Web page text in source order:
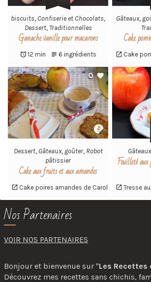
biscuits, Confiserie et Chocolats,
Dessert,Traditionnelles
Ganache vanille pour macarons
12 min 6 ingrédients
Gâteaux,
Cake
Cake
0
Dessert, Gâteaux, goûter, Robot
pâtissier
Cake aux fruits et aux amandes
Cake poires amandes de Carole
Gâteaux
Feuilleté
Tresse
Nos Partenaires
VOIR NOS PARTENAIRES
Bonjour et bienvenue sur "Les Recettes
Découvrez mes recettes sans chichis,